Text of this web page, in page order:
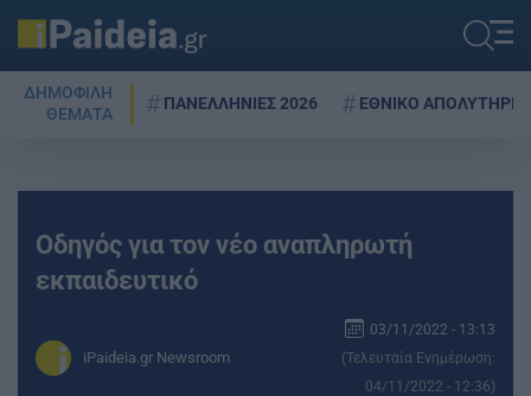
ΔΗΜΟΦΙΛΗ
ΘΕΜΑΤΑ
ΠΑΝΕΛΛΗΝΙΕΣ 2026 ΕΘΝΙΚΟ ΑΠΟΛΥΤΗΡΙΟ
Οδηγός για τον νέο αναπληρωτή
εκπαιδευτικό
iPaideia.gr Newsroom
03/11/2022 - 13:13
(Τελευταία Ενημέρωση:
04/11/2022 - 12:36)